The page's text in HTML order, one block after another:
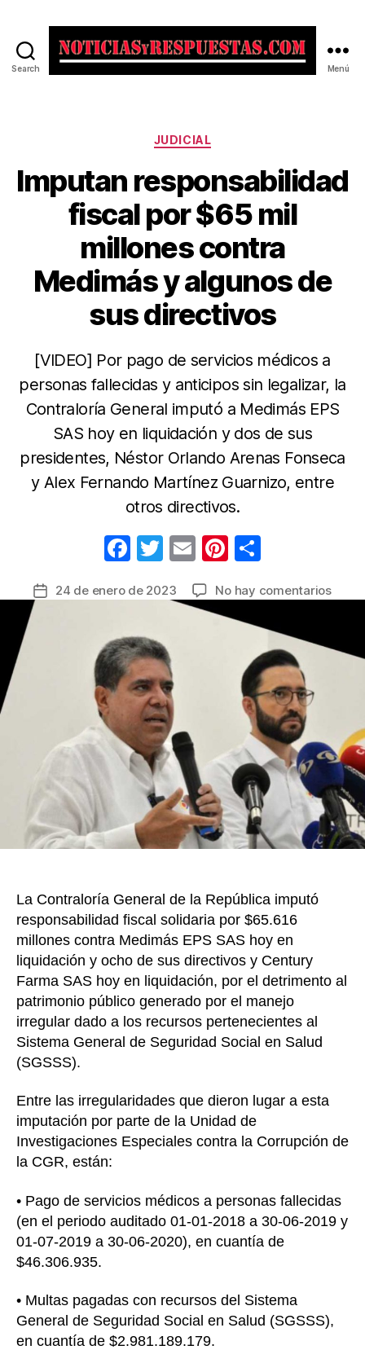
Search Menú
Categorías
JUDICIAL
Imputan responsabilidad
fiscal por $65 mil
millones contra
Medimás y algunos de
sus directivos
[VIDEO] Por pago de servicios médicos a
personas fallecidas y anticipos sin legalizar, la
Contraloría General imputó a Medimás EPS
SAS hoy en liquidación y dos de sus
presidentes, Néstor Orlando Arenas Fonseca
y Alex Fernando Martínez Guarnizo, entre
otros directivos.
F
c
b
o
o
k
T
itt
E
ail
Pi
er
e
m
p
ar
tir
Fecha24 de enero de 2023 No hay comentariosen
y
de
sus
La Contraloría General de la República imputó
responsabilidad fiscal solidaria por $65.616
millones contra Medimás EPS SAS hoy en
liquidación y ocho de sus directivos y Century
Farma SAS hoy en liquidación, por el detrimento al
patrimonio público generado por el manejo
irregular dado a los recursos pertenecientes al
Sistema General de Seguridad Social en Salud
(SGSSS).
Entre las irregularidades que dieron lugar a esta
imputación por parte de la Unidad de
Investigaciones Especiales contra la Corrupción de
la CGR, están:
• Pago de servicios médicos a personas fallecidas
(en el periodo auditado 01-01-2018 a 30-06-2019 y
01-07-2019 a 30-06-2020), en cuantía de
$46.306.935.
• Multas pagadas con recursos del Sistema
General de Seguridad Social en Salud (SGSSS),
en cuantía de $2.981.189.179.